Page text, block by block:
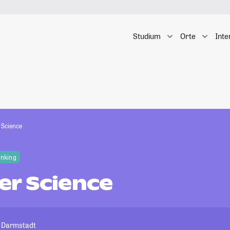
Studium Orte
Science
Darmstadt